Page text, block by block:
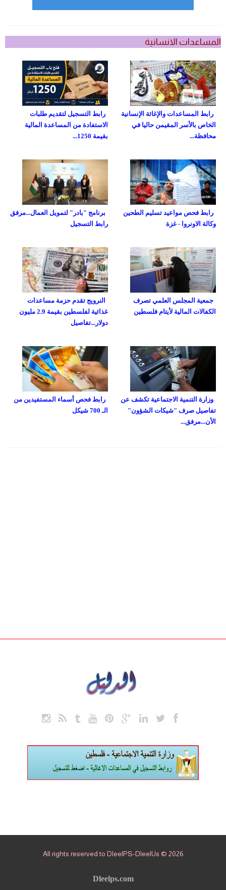
المساعدات الانسانية
رابط التسجيل لتقديم طلبات
الاستفادة من المساعدة المالية
بقيمة 1250...
رابط المساعدات والإغاثة الإنسانية
الخاص بالأسر المقيمن حاليا في
محافظة...
برنامج "بادر" لتمويل العمال...مرفق
رابط التسجيل
رابط فحص مواعيد تسليم الطحين
وكالة الاونروا - غزة
النرويج تقدم حزمة مساعدات
غذائية لفلسطين بقيمة 2.9 مليون
دولار...تفاصيل
جمعية المجلس العلمي تصرف
الكفالات المالية لأيتام فلسطين
رابط فحص أسماء المستفيدين من
الـ 700 شيكل
وزارة التنمية الاجتماعية تكشف عن
تفاصيل صرف "شيكات الشؤون"
الأن...مرفق...
All rights reserved to DleelPS-DleelUs © 2026
Dleelps.com